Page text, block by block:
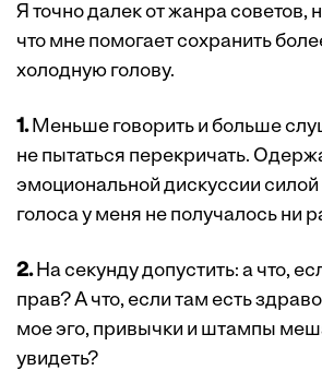
Я точно далек от жанра советов,
что мне помогает сохранить
холодную голову.
1.Меньше говорить и больше
не пытаться перекричать.
эмоциональной дискуссии
голоса у меня не получалось ни
2.На секунду допустить: а что,
прав? А что, если там есть
мое эго, привычки и штампы
увидеть?